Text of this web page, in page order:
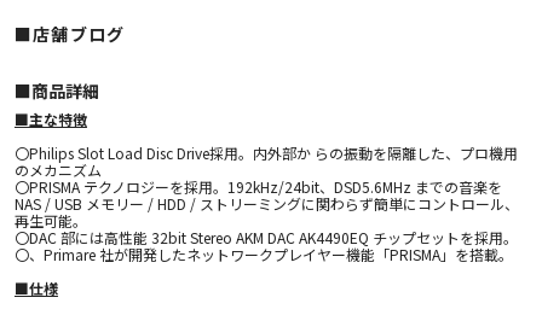
■店舗ブログ
■︎商品詳細
■主な特徴
〇Philips Slot Load Disc Drive採用。内外部か らの振動を隔離した、プロ機用
のメカニズム
〇PRISMA テクノロジーを採用。192kHz/24bit、DSD5.6MHz までの音楽を
NAS / USB メモリー / HDD / ストリーミングに関わらず簡単にコントロール、
再生可能。
〇DAC 部には高性能 32bit Stereo AKM DAC AK4490EQ チップセットを採用。
〇、Primare 社が開発したネットワークプレイヤー機能「PRISMA」を搭載。
■仕様